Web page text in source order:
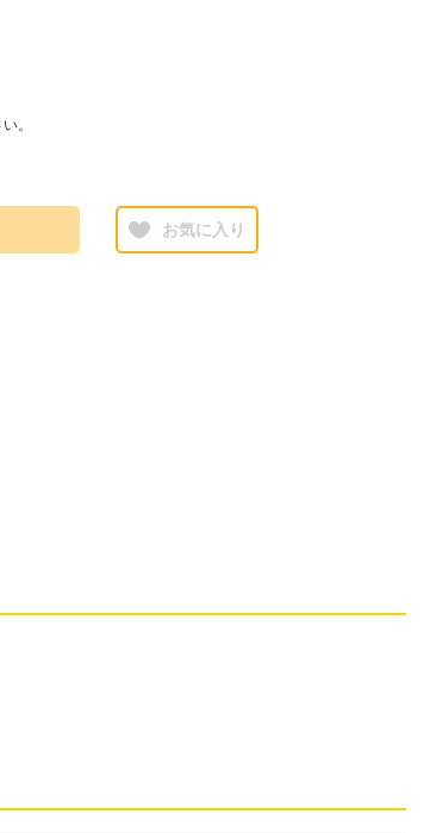
。
お気に入り